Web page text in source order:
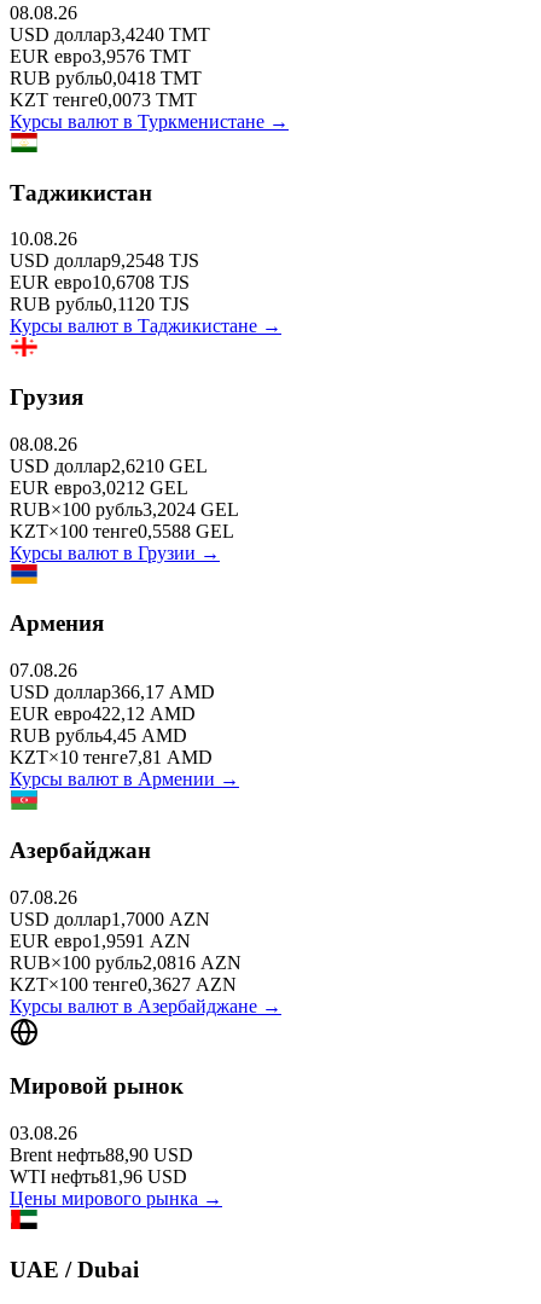
08.08.26
USD доллар3,4240 TMT
EUR евро3,9576 TMT
RUB рубль0,0418 TMT
KZT тенге0,0073 TMT
Курсы валют в Туркменистане →
Таджикистан
10.08.26
USD доллар9,2548 TJS
EUR евро10,6708 TJS
RUB рубль0,1120 TJS
Курсы валют в Таджикистане →
Грузия
08.08.26
USD доллар2,6210 GEL
EUR евро3,0212 GEL
RUB×100 рубль3,2024 GEL
KZT×100 тенге0,5588 GEL
Курсы валют в Грузии →
Армения
07.08.26
USD доллар366,17 AMD
EUR евро422,12 AMD
RUB рубль4,45 AMD
KZT×10 тенге7,81 AMD
Курсы валют в Армении →
Азербайджан
07.08.26
USD доллар1,7000 AZN
EUR евро1,9591 AZN
RUB×100 рубль2,0816 AZN
KZT×100 тенге0,3627 AZN
Курсы валют в Азербайджане →
Мировой рынок
03.08.26
Brent нефть88,90 USD
WTI нефть81,96 USD
Цены мирового рынка →
UAE / Dubai